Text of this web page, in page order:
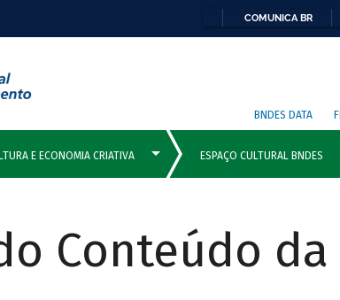
COMUNICA BR
BNDES DATA
Conteúdo da